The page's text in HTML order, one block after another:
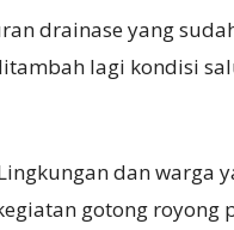
drainase yang
lagi kondisi
dan warga
gotong royong